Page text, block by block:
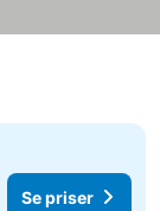
Se priser